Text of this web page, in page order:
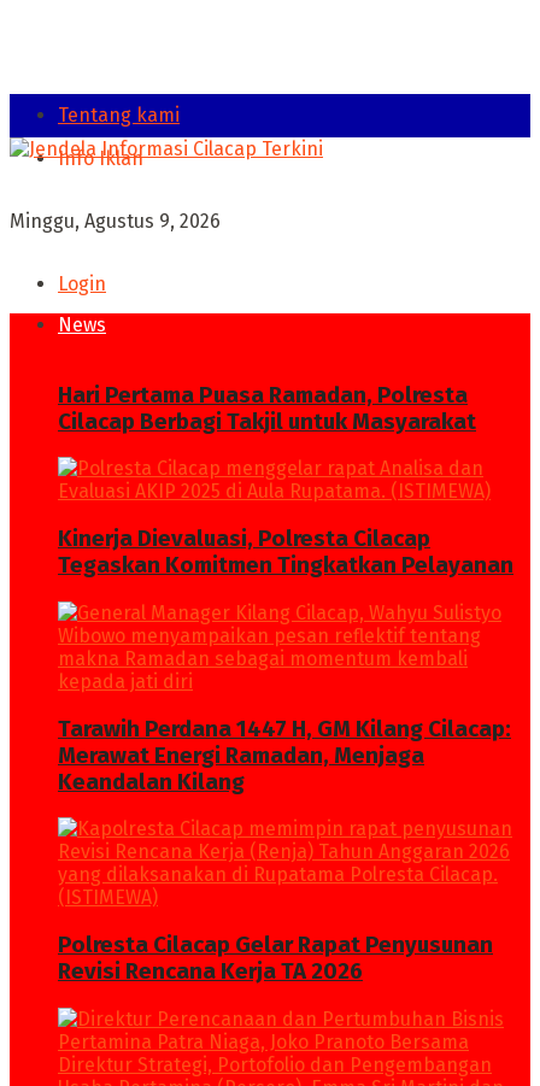
Tentang kami
Info Iklan
Minggu, Agustus 9, 2026
Login
News
Hari Pertama Puasa Ramadan, Polresta
Cilacap Berbagi Takjil untuk Masyarakat
Kinerja Dievaluasi, Polresta Cilacap
Tegaskan Komitmen Tingkatkan Pelayanan
Tarawih Perdana 1447 H, GM Kilang Cilacap:
Merawat Energi Ramadan, Menjaga
Keandalan Kilang
Polresta Cilacap Gelar Rapat Penyusunan
Revisi Rencana Kerja TA 2026